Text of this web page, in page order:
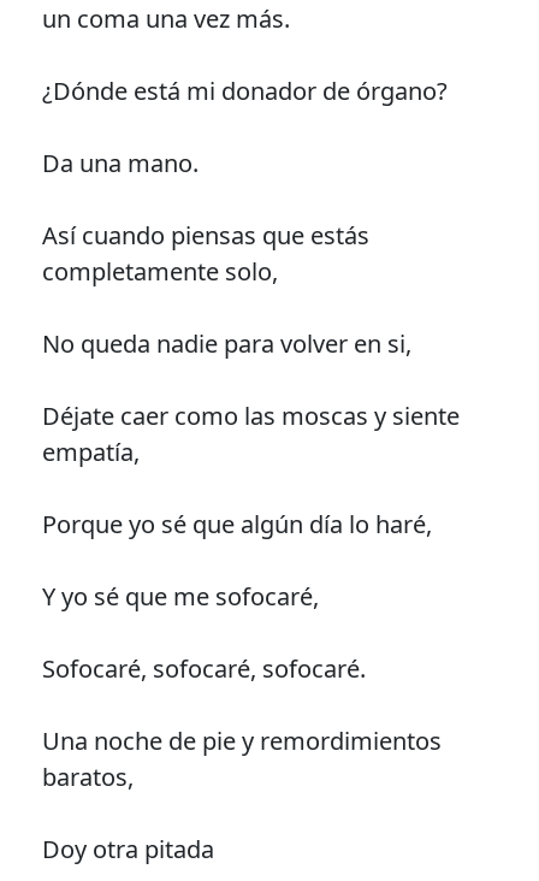
un coma una vez más.
¿Dónde está mi donador de órgano?
Da una mano.
Así cuando piensas que estás
completamente solo,
No queda nadie para volver en si,
Déjate caer como las moscas y siente
empatía,
Porque yo sé que algún día lo haré,
Y yo sé que me sofocaré,
Sofocaré, sofocaré, sofocaré.
Una noche de pie y remordimientos
baratos,
Doy otra pitada